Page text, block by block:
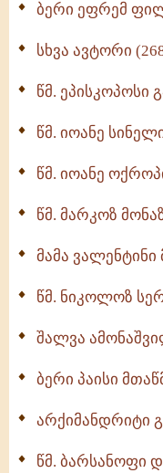
სულიერი
ნაწილი II (369)
ბერი ეფრემ
სხვა ავტორი
წმ. ეპისკოპოსი
წმ. იოანე
წმ. იოანე
წმ. მარკოზ
მამა
წმ. ნიკოლოზ
შალვა
ბერი პაისი
არქიმანდრიტი
წმ. ბარსანოფი